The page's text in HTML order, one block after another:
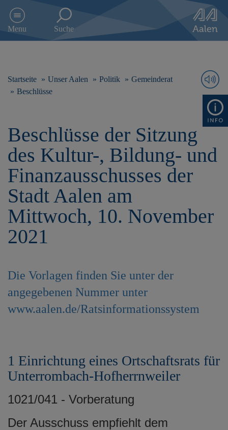
e
Menu Suche
Startseite Unser Aalen Politik
Gemeinderat
Beschlüsse
Beschlüsse der Sitzung
des Kultur-, Bildung- und
Finanzausschusses der
Stadt Aalen am
Mittwoch, 10. November
2021
Die Vorlagen finden Sie unter der
angegebenen Nummer unter
www.aalen.de/Ratsinformationssystem
1 Einrichtung eines Ortschaftsrats für
Unterrombach-Hofherrnweiler
1021/041 - Vorberatung
Der Ausschuss empfiehlt dem